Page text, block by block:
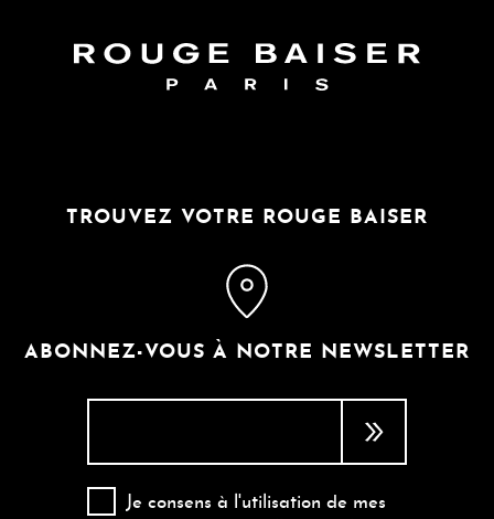
TROUVEZ VOTRE ROUGE BAISER
ABONNEZ-VOUS À NOTRE NEWSLETTER
Je consens à l'utilisation de mes